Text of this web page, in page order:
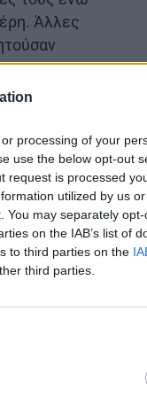
processing of your
use the below opt-out
request is processed
utilized by us
You may separately
on the IAB’s list of
to third parties on the
third parties.
Άλλες
μετά
δεν
είναι ότι
απώλειας.
τους, ενώ
και με
πιθανόν